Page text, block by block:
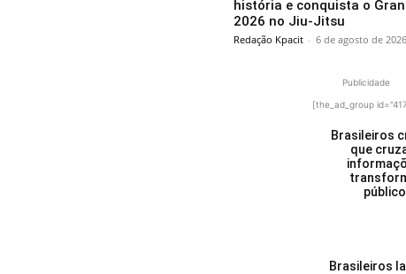
história e conquista o
2026 no Jiu-Jitsu
Redação Kpacit - 6 de agosto de 2026
Publicidade
[the_ad_group
Brasileiros
que
Brasileiros